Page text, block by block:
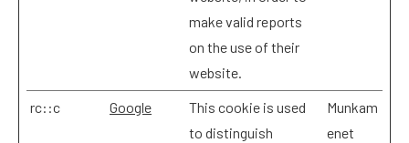
make valid reports
on the use of their
website.
rc::c Google
This cookie is used
to distinguish
Munkam
enet